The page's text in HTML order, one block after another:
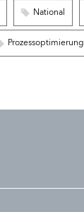
National
Prozessoptimierung